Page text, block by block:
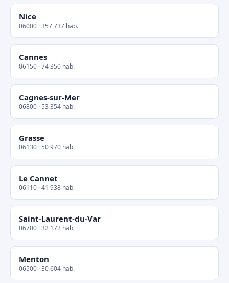
Nice
06000 · 357 737 hab.
Cannes
06150 · 74 350 hab.
Cagnes-sur-Mer
06800 · 53 354 hab.
Grasse
06130 · 50 970 hab.
Le Cannet
06110 · 41 938 hab.
Saint-Laurent-du-Var
06700 · 32 172 hab.
Menton
06500 · 30 604 hab.